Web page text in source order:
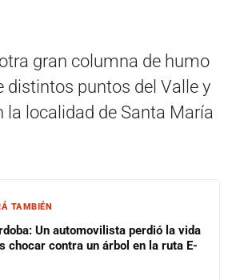
gran columna de humo
distintos puntos del Valle y
la localidad de Santa María
TAMBIÉN
Un automovilista perdió la vida
chocar contra un árbol en la ruta E-